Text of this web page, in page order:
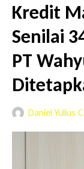
Tim Tabur
Terpidana
Lakukan
Kredit
Senilai
PT
Daniel Yulius